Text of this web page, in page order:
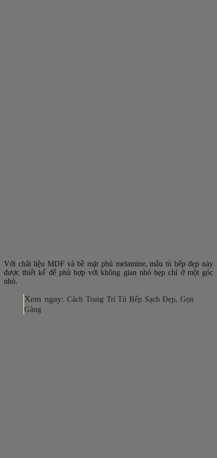
Với chất liệu MDF và bề mặt phủ melamine, mẫu tủ bếp đẹp này
được thiết kế để phù hợp với không gian nhỏ hẹp chỉ ở một góc
nhỏ.
Xem ngay:Cách Trang Trí Tủ Bếp Sạch Đẹp, Gọn
Gàng